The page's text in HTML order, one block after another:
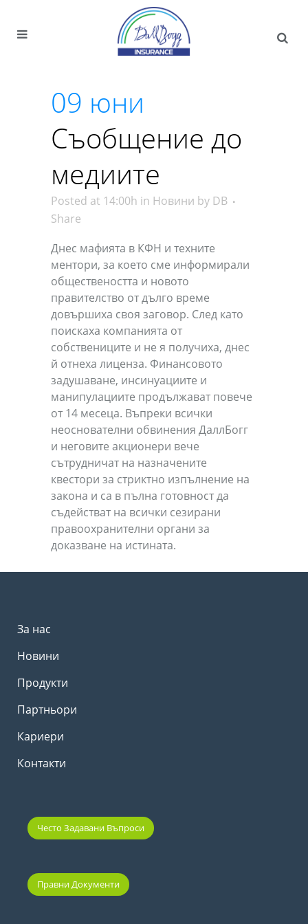
09 юни
Съобщение до
медиите
Posted at 14:00h in Новини by DB
Share
Днес мафията в КФН и техните
ментори, за което сме информирали
обществеността и новото
правителство от дълго време
довършиха своя заговор. След като
поискаха компанията от
собствениците и не я получиха, днес
й отнеха лиценза. Финансовото
задушаване, инсинуациите и
манипулациите продължават повече
от 14 месеца. Въпреки всички
неоснователни обвинения ДаллБогг
и неговите акционери вече
сътрудничат на назначените
квестори за стриктно изпълнение на
закона и са в пълна готовност да
съдействат на всички сезирани
правоохранителни органи за
доказване на истината.
За нас
Новини
Продукти
Партньори
Кариери
Контакти
Често Задавани Въпроси
Правни Документи